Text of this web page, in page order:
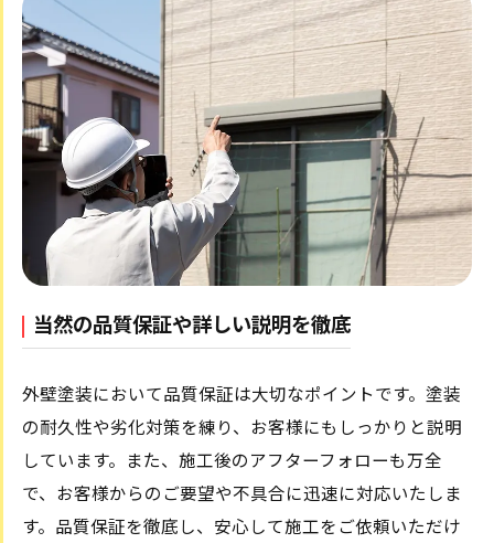
当然の品質保証や詳しい説明を徹底
外壁塗装において品質保証は大切なポイントです。塗装
の耐久性や劣化対策を練り、お客様にもしっかりと説明
しています。また、施工後のアフターフォローも万全
で、お客様からのご要望や不具合に迅速に対応いたしま
す。品質保証を徹底し、安心して施工をご依頼いただけ